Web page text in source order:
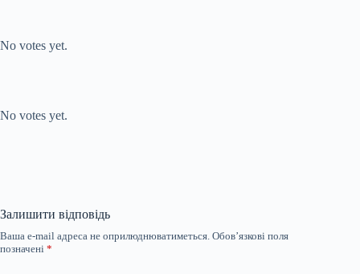
No votes yet.
No votes yet.
Залишити відповідь
Ваша e-mail адреса не оприлюднюватиметься. Обов’язкові поля
позначені *